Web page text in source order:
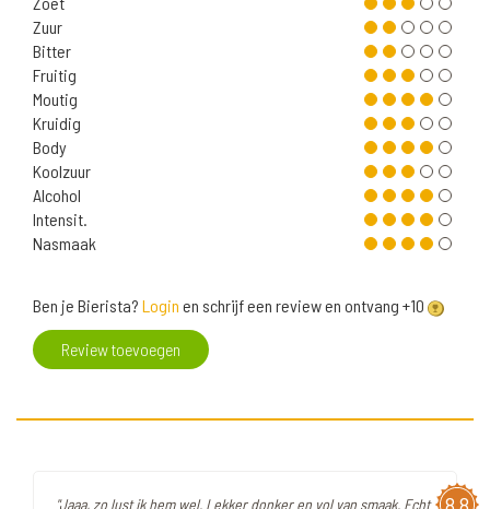
Zuur
Bitter
Fruitig
Moutig
Kruidig
Body
Koolzuur
Alcohol
Intensit.
Nasmaak
Ben je Bierista? Login en schrijf een review en ontvang +10
Review toevoegen
"Jaaa, zo lust ik hem wel. Lekker donker en vol van smaak. Echt